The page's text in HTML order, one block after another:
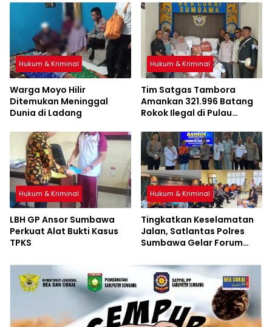
Hukum & Kriminal
Warga Moyo Hilir
Ditemukan Meninggal
Dunia di Ladang
Hukum & Kriminal
Tim Satgas Tambora
Amankan 321.996 Batang
Rokok Ilegal di Pulau
Hukum & Kriminal
LBH GP Ansor Sumbawa
Perkuat Alat Bukti Kasus
TPKS
Hukum & Kriminal
Tingkatkan Keselamatan
Jalan, Satlantas Polres
Sumbawa Gelar Forum
Bagikan Bansos